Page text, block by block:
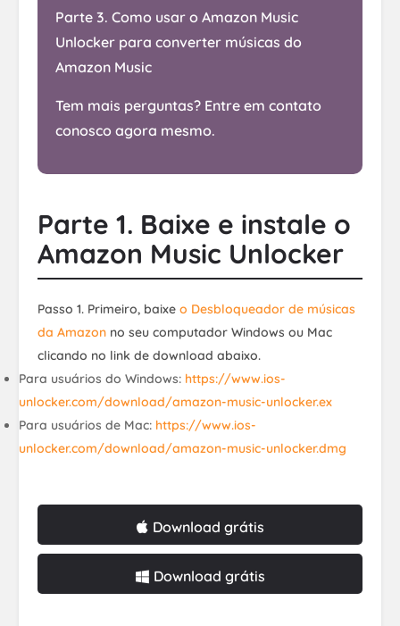
Parte 3. Como usar o Amazon Music
Unlocker para converter músicas do
Amazon Music
Tem mais perguntas? Entre em contato
conosco agora mesmo.
Parte 1. Baixe e instale o
Amazon Music Unlocker
Passo 1. Primeiro, baixe o Desbloqueador de músicas
da Amazon no seu computador Windows ou Mac
clicando no link de download abaixo.
Para usuários do Windows: https://www.ios-
unlocker.com/download/amazon-music-unlocker.ex
Para usuários de Mac: https://www.ios-
unlocker.com/download/amazon-music-unlocker.dmg
Download grátis
Download grátis